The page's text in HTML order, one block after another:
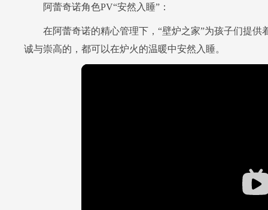
阿蕾奇诺角色PV“安然入睡”：
在阿蕾奇诺的精心管理下，“壁炉之家”为孩子们提供
诚与崇高的，都可以在炉火的温暖中安然入睡。